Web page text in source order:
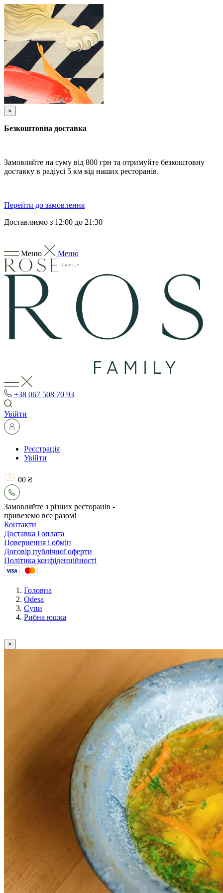
×
Безкоштовна доставка
Замовляйте на суму від 800 грн та отримуйте безкоштовну
доставку в радіусі 5 км від наших ресторанів.
Перейти до замовлення
Доставляємо з 12:00 до 21:30
Меню Меню
+38 067 508 70 93
Увійти
Реєстрація
Увійти
00 ₴
Замовляйте з різних ресторанів -
привеземо все разом!
Контакти
Доставка і оплата
Повернення і обмін
Договір публічної оферти
Політика конфіденційності
Головна
Odesa
Супи
Рибна юшка
×